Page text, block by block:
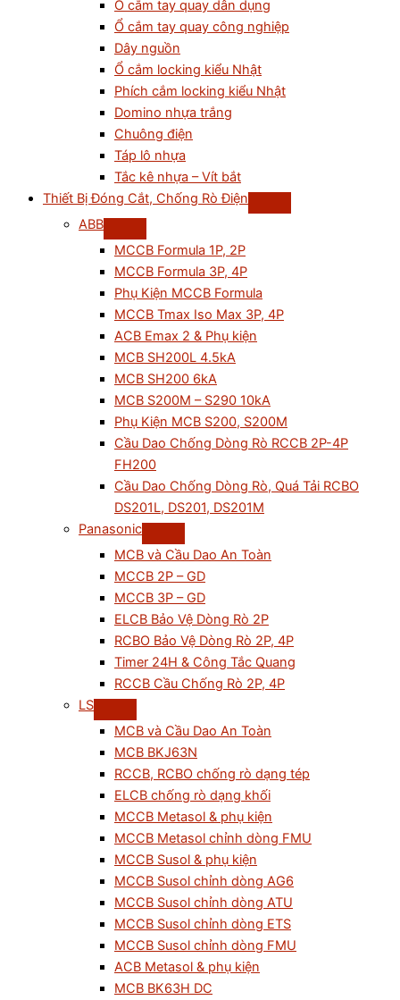
Ổ cắm tay quay dân dụng
Ổ cắm tay quay công nghiệp
Dây nguồn
Ổ cắm locking kiểu Nhật
Phích cắm locking kiểu Nhật
Domino nhựa trắng
Chuông điện
Táp lô nhựa
Tắc kê nhựa – Vít bắt
Thiết Bị Đóng Cắt, Chống Rò Điện
ABB
MCCB Formula 1P, 2P
MCCB Formula 3P, 4P
Phụ Kiện MCCB Formula
MCCB Tmax Iso Max 3P, 4P
ACB Emax 2 & Phụ kiện
MCB SH200L 4.5kA
MCB SH200 6kA
MCB S200M – S290 10kA
Phụ Kiện MCB S200, S200M
Cầu Dao Chống Dòng Rò RCCB 2P-4P
FH200
Cầu Dao Chống Dòng Rò, Quá Tải RCBO
DS201L, DS201, DS201M
Panasonic
MCB và Cầu Dao An Toàn
MCCB 2P – GD
MCCB 3P – GD
ELCB Bảo Vệ Dòng Rò 2P
RCBO Bảo Vệ Dòng Rò 2P, 4P
Timer 24H & Công Tắc Quang
RCCB Cầu Chống Rò 2P, 4P
LS
MCB và Cầu Dao An Toàn
MCB BKJ63N
RCCB, RCBO chống rò dạng tép
ELCB chống rò dạng khối
MCCB Metasol & phụ kiện
MCCB Metasol chỉnh dòng FMU
MCCB Susol & phụ kiện
MCCB Susol chỉnh dòng AG6
MCCB Susol chỉnh dòng ATU
MCCB Susol chỉnh dòng ETS
MCCB Susol chỉnh dòng FMU
ACB Metasol & phụ kiện
MCB BK63H DC